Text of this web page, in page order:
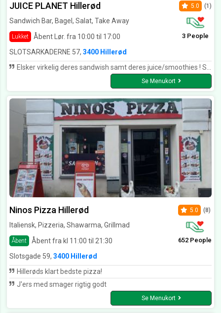
JUICE PLANET Hillerød
Sandwich Bar, Bagel, Salat, Take Away
Lukket Åbent Lør. fra 10:00 til 17:00
5.0 (1)
3 People
SLOTSARKADERNE 57, 3400 Hillerød
Elsker virkelig deres sandwish samt deres juice/smoothies ! Så frisk og smagsfuld. Kan stærkt anbefales !!
Se Menukort
Ninos Pizza Hillerød
Italiensk, Pizzeria, Shawarma, Grillmad
Åbent Åbent fra kl 11:00 til 21:30
5.0 (8)
652 People
Slotsgade 59, 3400 Hillerød
Hillerøds klart bedste pizza!
J'ers med smager rigtig godt
Se Menukort